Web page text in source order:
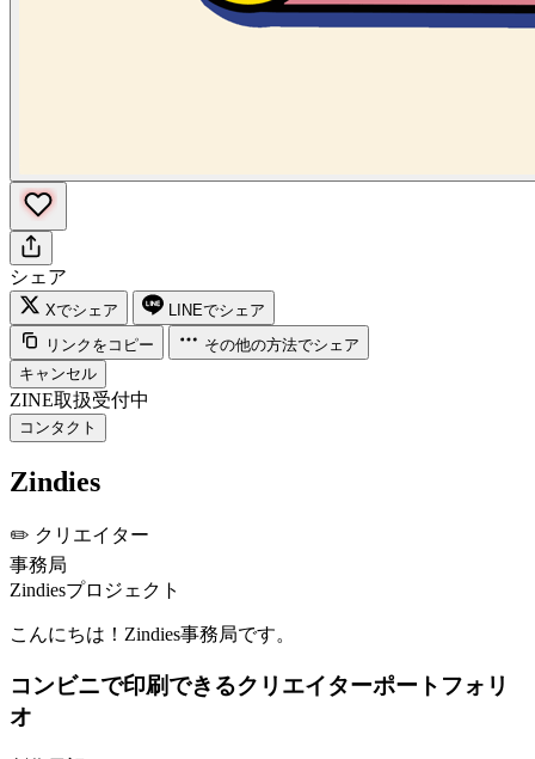
シェア
Xでシェア
LINEでシェア
リンクをコピー
その他の方法でシェア
キャンセル
ZINE取扱受付中
コンタクト
Zindies
✏️ クリエイター
事務局
Zindiesプロジェクト
こんにちは！Zindies事務局です。
コンビニで印刷できるクリエイターポートフォリ
オ